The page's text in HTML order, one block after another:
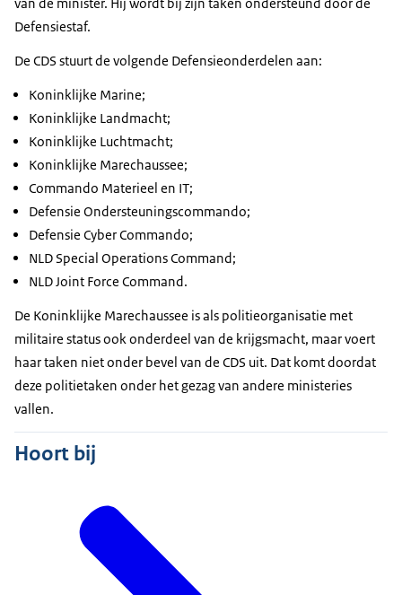
Defensiestaf.
De CDS stuurt de volgende Defensieonderdelen aan:
Koninklijke Marine;
Koninklijke Landmacht;
Koninklijke Luchtmacht;
Koninklijke Marechaussee;
Commando Materieel en IT;
Defensie Ondersteuningscommando;
Defensie Cyber Commando;
NLD Special Operations Command;
NLD Joint Force Command.
De Koninklijke Marechaussee is als politieorganisatie met
militaire status ook onderdeel van de krijgsmacht, maar voert
haar taken niet onder bevel van de CDS uit. Dat komt doordat
deze politietaken onder het gezag van andere ministeries
vallen.
Hoort bij